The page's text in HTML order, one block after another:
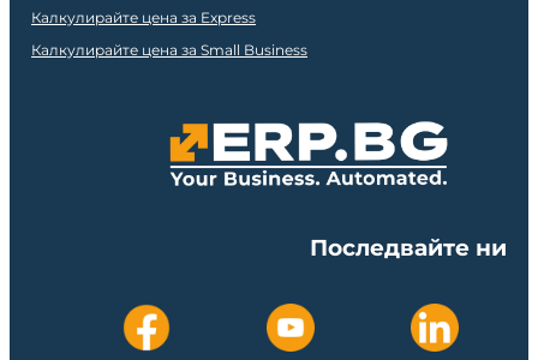
Калкулирайте цена за Express
Калкулирайте цена за Small Business
Последвайте ни